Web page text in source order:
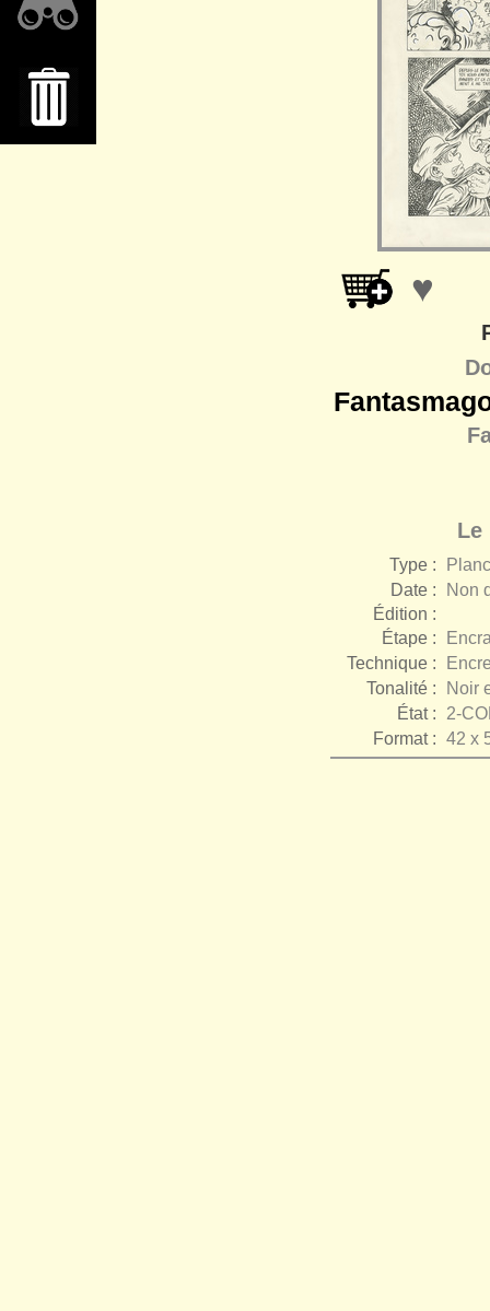
♥
Le
Type :
Date :
Non
Édition :
Étape :
Technique :
Tonalité :
Noir
État :
2-
Format : 42 x